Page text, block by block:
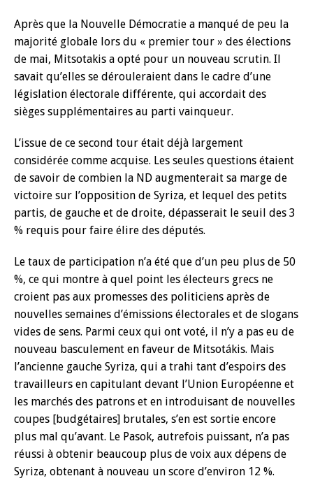
Après que la Nouvelle Démocratie a manqué de peu la
majorité globale lors du « premier tour » des élections
de mai, Mitsotakis a opté pour un nouveau scrutin. Il
savait qu’elles se dérouleraient dans le cadre d’une
législation électorale différente, qui accordait des
sièges supplémentaires au parti vainqueur.
L’issue de ce second tour était déjà largement
considérée comme acquise. Les seules questions étaient
de savoir de combien la ND augmenterait sa marge de
victoire sur l’opposition de Syriza, et lequel des petits
partis, de gauche et de droite, dépasserait le seuil des 3
% requis pour faire élire des députés.
Le taux de participation n’a été que d’un peu plus de 50
%, ce qui montre à quel point les électeurs grecs ne
croient pas aux promesses des politiciens après de
nouvelles semaines d’émissions électorales et de slogans
vides de sens. Parmi ceux qui ont voté, il n’y a pas eu de
nouveau basculement en faveur de Mitsotákis. Mais
l’ancienne gauche Syriza, qui a trahi tant d’espoirs des
travailleurs en capitulant devant l’Union Européenne et
les marchés des patrons et en introduisant de nouvelles
coupes [budgétaires] brutales, s’en est sortie encore
plus mal qu’avant. Le Pasok, autrefois puissant, n’a pas
réussi à obtenir beaucoup plus de voix aux dépens de
Syriza, obtenant à nouveau un score d’environ 12 %.